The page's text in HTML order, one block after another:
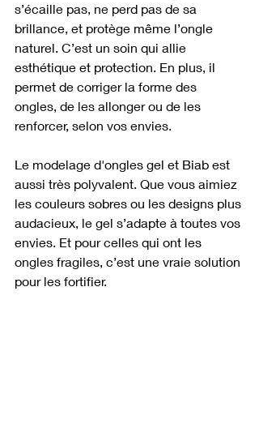
s’écaille pas, ne perd pas de sa
brillance, et protège même l’ongle
naturel. C’est un soin qui allie
esthétique et protection. En plus, il
permet de corriger la forme des
ongles, de les allonger ou de les
renforcer, selon vos envies.
Le modelage d'ongles gel et Biab est
aussi très polyvalent. Que vous aimiez
les couleurs sobres ou les designs plus
audacieux, le gel s’adapte à toutes vos
envies. Et pour celles qui ont les
ongles fragiles, c’est une vraie solution
pour les fortifier.